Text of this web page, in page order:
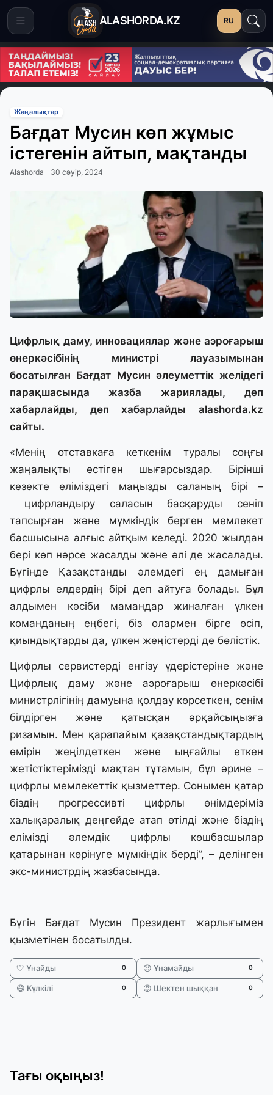
ALASHORDA.KZ RU
Жаңалықтар
Бағдат Мусин көп жұмыс
істегенін айтып, мақтанды
Alashorda 30 сәуір, 2024
Цифрлық даму, инновациялар және аэроғарыш
өнеркәсібінің министрі лауазымынан
босатылған Бағдат Мусин әлеуметтік желідегі
парақшасында жазба жариялады, деп
хабарлайды, деп хабарлайды alashorda.kz
сайты.
«Менің отставкаға кеткенім туралы соңғы
жаңалықты естіген шығарсыздар. Бірінші
кезекте еліміздегі маңызды саланың бірі –
цифрландыру саласын басқаруды сеніп
тапсырған және мүмкіндік берген мемлекет
басшысына алғыс айтқым келеді. 2020 жылдан
бері көп нәрсе жасалды және әлі де жасалады.
Бүгінде Қазақстанды әлемдегі ең дамыған
цифрлы елдердің бірі деп айтуға болады. Бұл
алдымен кәсіби мамандар жиналған үлкен
команданың еңбегі, біз олармен бірге өсіп,
қиындықтарды да, үлкен жеңістерді де бөлістік.
Цифрлы сервистерді енгізу үдерістеріне және
Цифрлық даму және аэроғарыш өнеркәсібі
министрлігінің дамуына қолдау көрсеткен, сенім
білдірген және қатысқан әрқайсыңызға
ризамын. Мен қарапайым қазақстандықтардың
өмірін жеңілдеткен және ыңғайлы еткен
жетістіктерімізді мақтан тұтамын, бұл әрине –
цифрлы мемлекеттік қызметтер. Сонымен қатар
біздің прогрессивті цифрлы өнімдеріміз
халықаралық деңгейде атап өтілді және біздің
елімізді әлемдік цифрлы көшбасшылар
қатарынан көрінуге мүмкіндік берді”, – делінген
экс-министрдің жазбасында.
Бүгін Бағдат Мусин Президент жарлығымен
қызметінен босатылды.
🤍 Ұнайды 0 😞 Ұнамайды 0
😄 Күлкілі 0 😡 Шектен шыққан 0
Тағы оқыңыз!